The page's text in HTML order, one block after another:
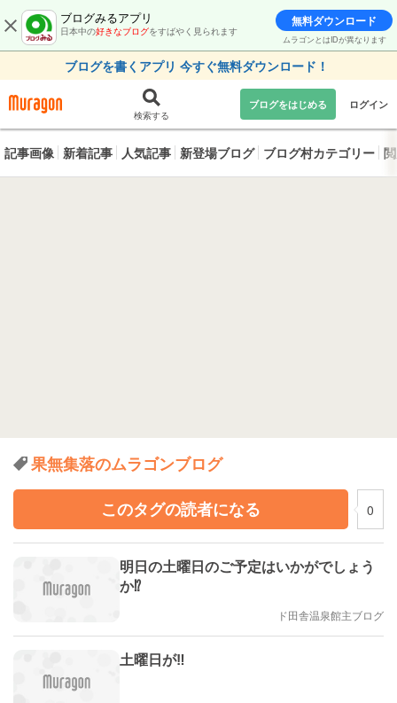
ブログみるアプリ
日本中の好きなブログをすばやく見られます
無料ダウンロード
ムラゴンとはIDが異なります
ブログを書くアプリ 今すぐ無料ダウンロード！
検索する
ブログをはじめる ログイン
記事画像 新着記事 人気記事 新登場ブログ ブログ村カテゴリー
果無集落のムラゴンブログ
このタグの読者になる
0
明日の土曜日のご予定はいかがでしょう
か⁉
ド田舎温泉館主ブログ
土曜日が‼️